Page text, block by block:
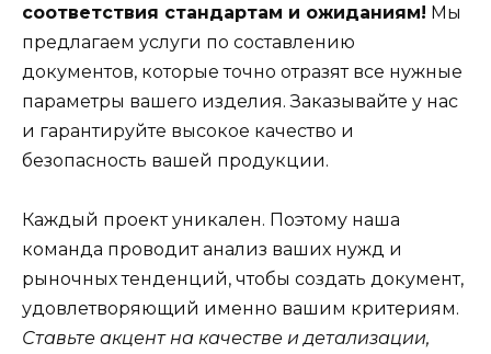
соответствия стандартам и ожиданиям! Мы
предлагаем услуги по составлению
документов, которые точно отразят все нужные
параметры вашего изделия. Заказывайте у нас
и гарантируйте высокое качество и
безопасность вашей продукции.
Каждый проект уникален. Поэтому наша
команда проводит анализ ваших нужд и
рыночных тенденций, чтобы создать документ,
удовлетворяющий именно вашим критериям.
Ставьте акцент на качестве и детализации,